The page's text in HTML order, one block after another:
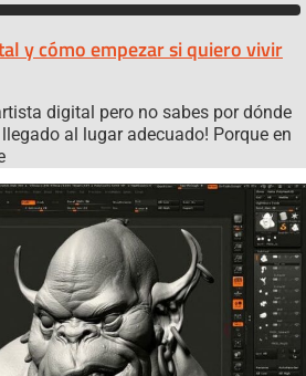
y cómo empezar si quiero vivir
digital pero no sabes por dónde
al lugar adecuado! Porque en